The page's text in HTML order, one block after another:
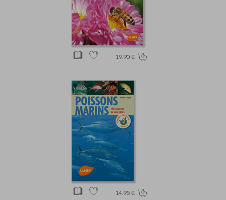
19.90 €
14.95 €